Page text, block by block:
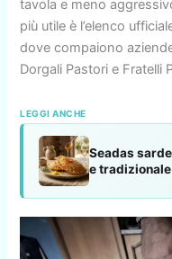
tavola e meno
più utile è l’elenco
dove compaiono
Dorgali Pastori e Fratelli
LEGGI ANCHE
Seadas
e tradizionale